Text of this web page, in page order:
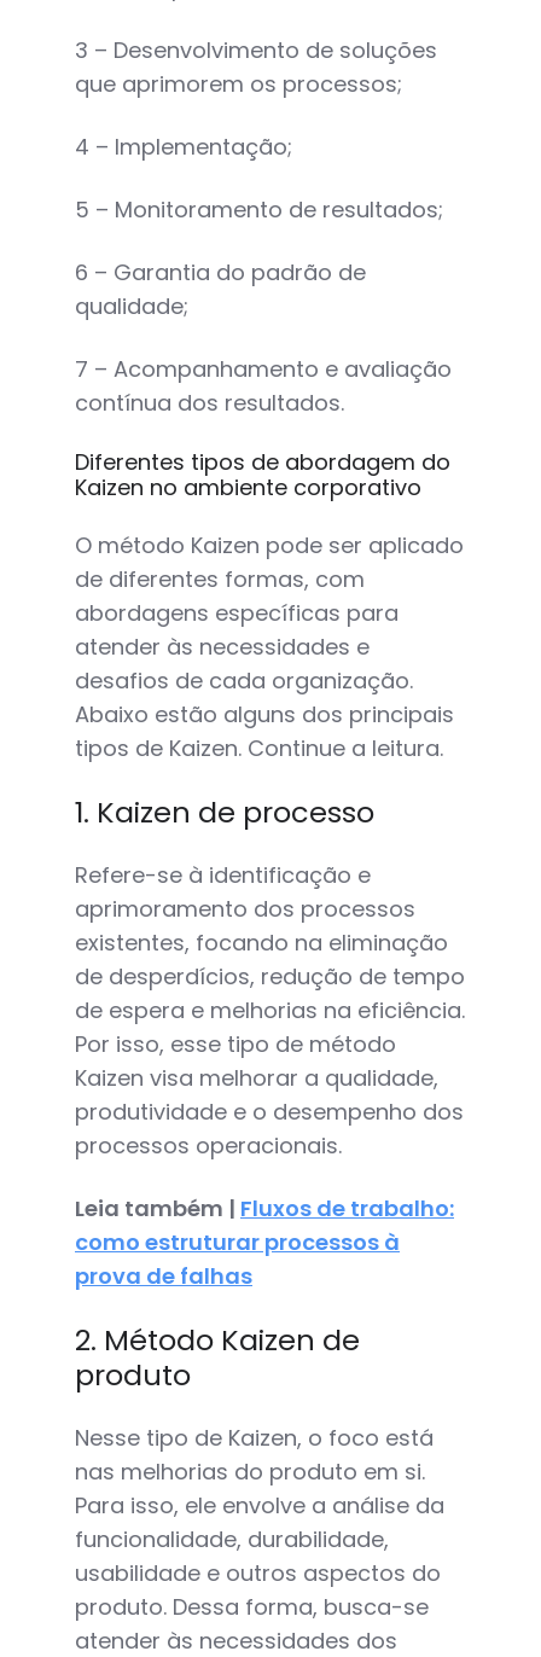
3 – Desenvolvimento de soluções
que aprimorem os processos;
4 – Implementação;
5 – Monitoramento de resultados;
6 – Garantia do padrão de
qualidade;
7 – Acompanhamento e avaliação
contínua dos resultados.
Diferentes tipos de abordagem do
Kaizen no ambiente corporativo
O método Kaizen pode ser aplicado
de diferentes formas, com
abordagens específicas para
atender às necessidades e
desafios de cada organização.
Abaixo estão alguns dos principais
tipos de Kaizen. Continue a leitura.
1. Kaizen de processo
Refere-se à identificação e
aprimoramento dos processos
existentes, focando na eliminação
de desperdícios, redução de tempo
de espera e melhorias na eficiência.
Por isso, esse tipo de método
Kaizen visa melhorar a qualidade,
produtividade e o desempenho dos
processos operacionais.
Leia também | Fluxos de trabalho:
como estruturar processos à
prova de falhas
2. Método Kaizen de
produto
Nesse tipo de Kaizen, o foco está
nas melhorias do produto em si.
Para isso, ele envolve a análise da
funcionalidade, durabilidade,
usabilidade e outros aspectos do
produto. Dessa forma, busca-se
atender às necessidades dos